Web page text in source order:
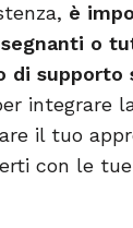
è
o
di supporto
integrare
il tuo
con le